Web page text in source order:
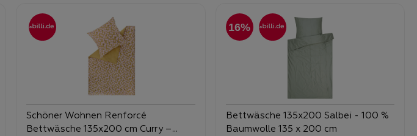
Schöner Wohnen Renforcé
Bettwäsche 135x200 cm Curry –
16%
Bettwäsche 135x200 Salbei - 100 %
Baumwolle 135 x 200 cm